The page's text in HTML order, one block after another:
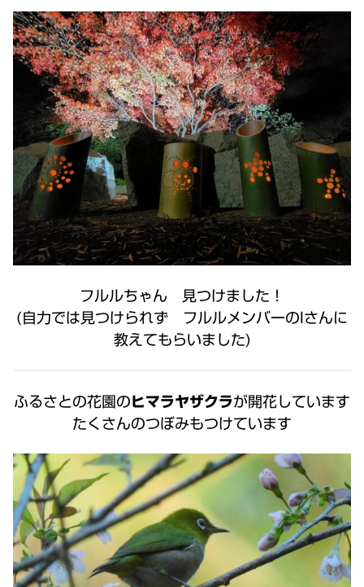
フルルちゃん 見つけました！
(自力では見つけられず フルルメンバーのIさんに
教えてもらいました)
ふるさとの花園の ヒマラヤザクラが開花しています
たくさんのつぼみもつけています